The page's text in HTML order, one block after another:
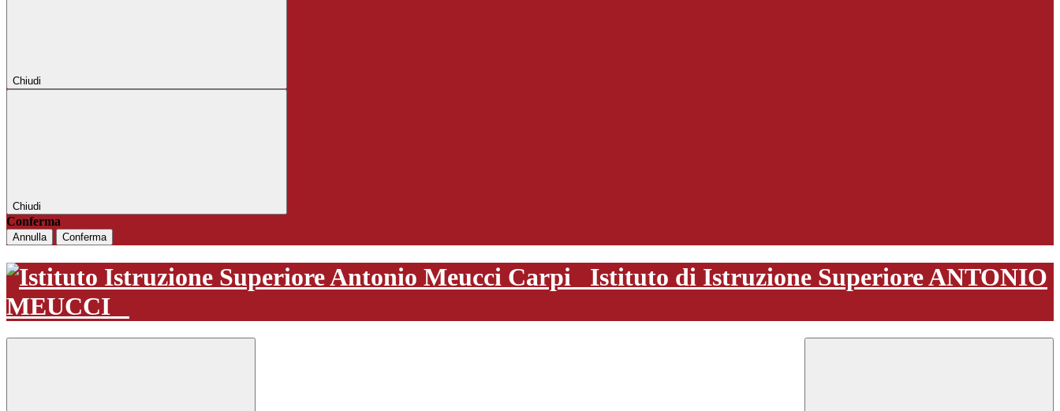
Chiudi
Chiudi
Conferma
Annulla Conferma
Istituto di Istruzione Superiore ANTONIO
MEUCCI